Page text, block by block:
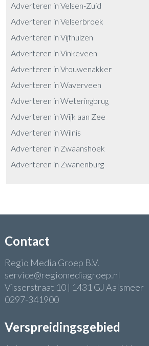
Adverteren in Velsen-Zuid
Adverteren in Velserbroek
Adverteren in Vijfhuizen
Adverteren in Vinkeveen
Adverteren in Vrouwenakker
Adverteren in Waverveen
Adverteren in Weteringbrug
Adverteren in Wijk aan Zee
Adverteren in Wilnis
Adverteren in Zwaanshoek
Adverteren in Zwanenburg
Contact
Regio Media Groep B.V.
service@regiomediagroep.nl
Visserstraat 10 | 1431 GJ Aalsmeer
0297-341900
Verspreidingsgebied